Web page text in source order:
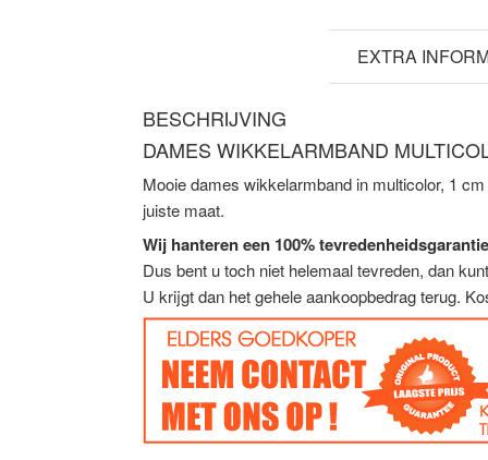
EXTRA
BESCHRIJVING
DAMES WIKKELARMBAND
Mooie dames wikkelarmband in multicolor, 1
juiste maat.
Wij hanteren een 100%
Dus bent u toch niet helemaal tevreden, dan
U krijgt dan het gehele aankoopbedrag terug.